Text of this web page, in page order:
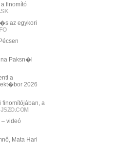
finomító
az egykori
Paksn�l
a
2026
finomítójában, a
– videó
Mata Hari